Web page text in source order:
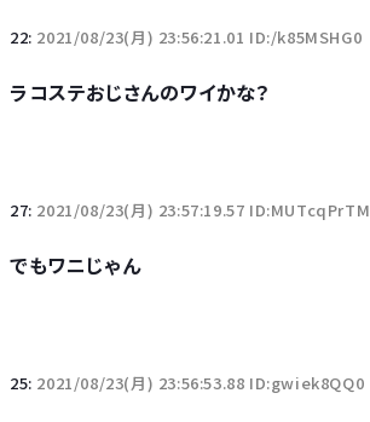
22: 2021/08/23(月) 23:56:21.01 ID:/k85MSHG0
ラコステおじさんのワイかな？
27: 2021/08/23(月) 23:57:19.57 ID:MUTcqPrTM
でもワニじゃん
25: 2021/08/23(月) 23:56:53.88 ID:gwiek8QQ0